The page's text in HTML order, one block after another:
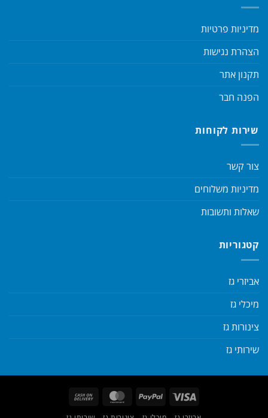
מדיניות פרטיות
הצהרת נגישות
תקנון אתר
הפנה חבר
שירות לקוחות
צור קשר
מדיניות משלוחים
שאלות ותשובות
קטגוריות
אביזרי גז
מיכלי גז
צינורות גז
שירותי גז
Visa
PayPal
MasterCard